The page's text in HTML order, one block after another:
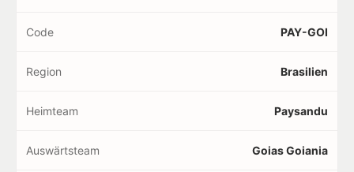
Code PAY-GOI
Region Brasilien
Heimteam Paysandu
Auswärtsteam Goias Goiania